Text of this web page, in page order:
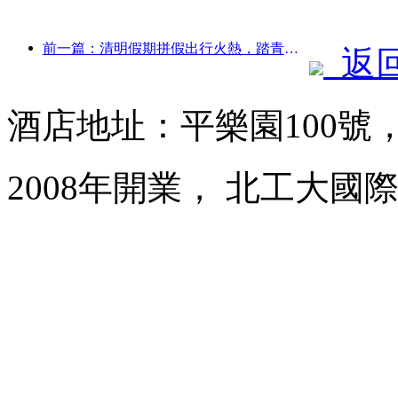
前一篇：清明假期拼假出行火熱，踏青賞花帶動多城客流增長
返
酒店地址：平樂園100號
2008年開業， 北工大